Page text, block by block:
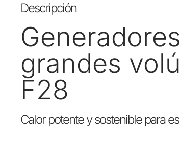
Descripción
grandes
F28
Calor potente y sostenible para